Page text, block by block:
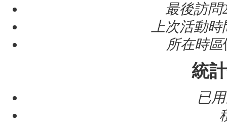
最後訪問
上次活動時
所在時區
統
已